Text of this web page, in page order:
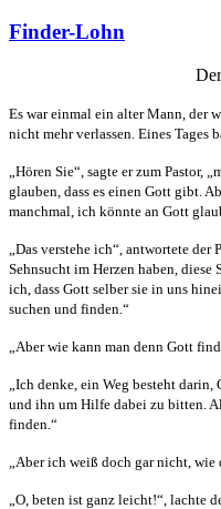
Finder-Lohn
Es war einmal ein alter Mann, der
nicht mehr verlassen. Eines Tages
„Hören Sie“, sagte er zum
glauben, dass es einen Gott gibt.
manchmal, ich könnte an Gott
„Das verstehe ich“, antwortete
Sehnsucht im Herzen haben, diese
ich, dass Gott selber sie in uns
suchen und finden.“
„Aber wie kann man denn Gott
„Ich denke, ein Weg besteht
und ihn um Hilfe dabei zu bitten.
finden.“
„Aber ich weiß doch gar nicht, wie
„O, beten ist ganz leicht!“, lachte